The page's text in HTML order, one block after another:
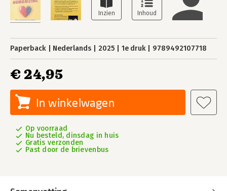
Paperback Nederlands 2025 1e druk 9789492107718
€ 24,95
In winkelwagen
Op voorraad
Nu besteld, dinsdag in huis
Gratis verzonden
Past door de brievenbus